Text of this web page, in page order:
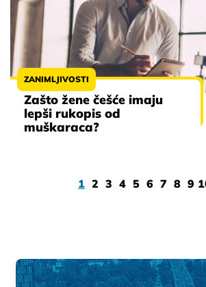
ZANIMLJIVOSTI
Zašto žene češće imaju
lepši rukopis od
muškaraca?
1 2 3 4 5 6 7 8 9